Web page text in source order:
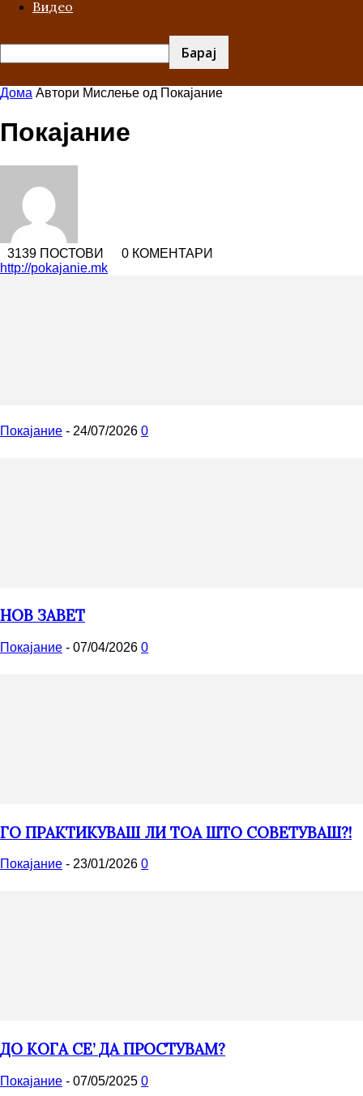
Видео
Дома Автори Мислење од Покајание
Покајание
3139 ПОСТОВИ
0 КОМЕНТАРИ
http://pokajanie.mk
Покајание - 24/07/2026 0
НОВ ЗАВЕТ
Покајание - 07/04/2026 0
ГО ПРАКТИКУВАШ ЛИ ТОА ШТО СОВЕТУВАШ?!
Покајание - 23/01/2026 0
ДО КОГА СЕ’ ДА ПРОСТУВАМ?
Покајание - 07/05/2025 0